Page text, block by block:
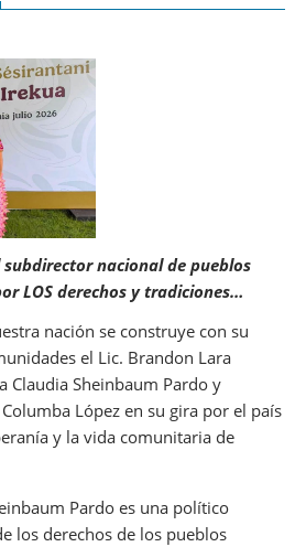
subdirector nacional de pueblos
LOS derechos y tradiciones…
nación se construye con su
el Lic. Brandon Lara
Claudia Sheinbaum Pardo y
López en su gira por el país
y la vida comunitaria de
Pardo es una político
los derechos de los pueblos